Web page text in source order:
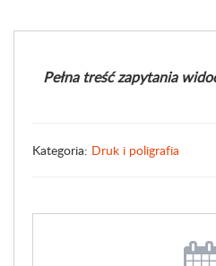
Pełna treść zapytania
Kategoria: Druk i poligrafia